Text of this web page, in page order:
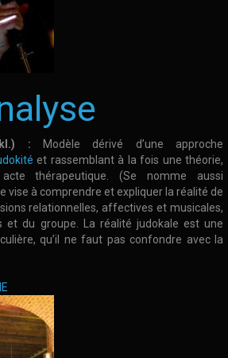
:
Modèle dérivé d’une approche
et rassemblant à la fois une théorie,
thérapeutique. (Se nomme aussi
vise à comprendre et expliquer la réalité de
relationnelles, affectives et musicales,
et du groupe. La réalité judokale est une
qu’il ne faut pas confondre avec la